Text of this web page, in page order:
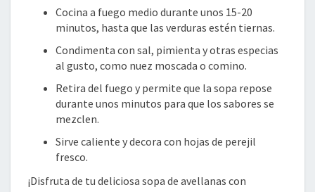
Cocina a fuego medio durante unos 15-20
minutos, hasta que las verduras estén tiernas.
Condimenta con sal, pimienta y otras especias
al gusto, como nuez moscada o comino.
Retira del fuego y permite que la sopa repose
durante unos minutos para que los sabores se
mezclen.
Sirve caliente y decora con hojas de perejil
fresco.
¡Disfruta de tu deliciosa sopa de avellanas con